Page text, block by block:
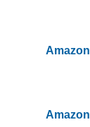
Amazon
Amazon